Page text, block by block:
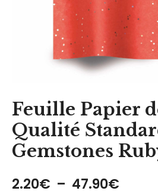
Feuille Papier
Qualité
Gemstones
2.20€ – 47.90€